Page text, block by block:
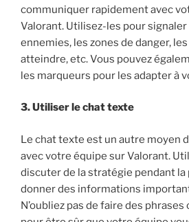
communiquer rapidement avec
Valorant. Utilisez-les pour
ennemies, les zones de danger,
atteindre, etc. Vous pouvez
les marqueurs pour les adapter à
3. Utiliser le chat texte
Le chat texte est un autre moyen
avec votre équipe sur Valorant.
discuter de la stratégie pendant la
donner des informations
N’oubliez pas de faire des